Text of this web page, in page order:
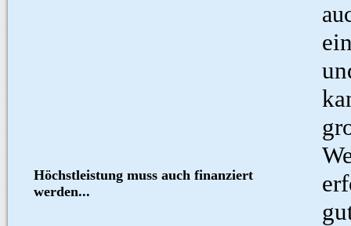
Höchstleistung muss auch finanziert
werden...